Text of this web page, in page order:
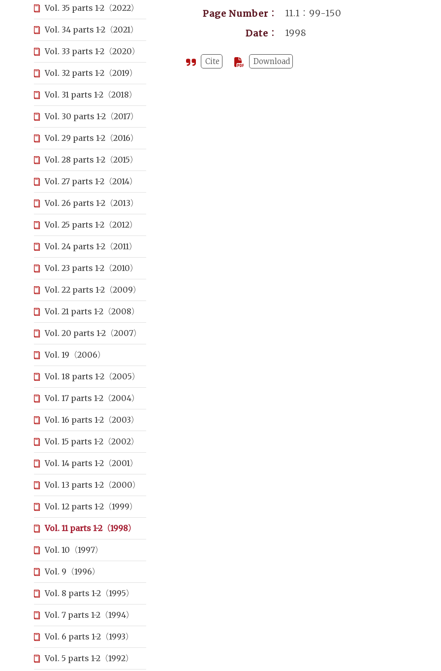
Vol. 35 parts 1-2（2022）
Vol. 34 parts 1-2（2021）
Vol. 33 parts 1-2（2020）
Vol. 32 parts 1-2（2019）
Vol. 31 parts 1-2（2018）
Vol. 30 parts 1-2（2017）
Vol. 29 parts 1-2（2016）
Vol. 28 parts 1-2（2015）
Vol. 27 parts 1-2（2014）
Vol. 26 parts 1-2（2013）
Vol. 25 parts 1-2（2012）
Vol. 24 parts 1-2（2011）
Vol. 23 parts 1-2（2010）
Vol. 22 parts 1-2（2009）
Vol. 21 parts 1-2（2008）
Vol. 20 parts 1-2（2007）
Vol. 19（2006）
Vol. 18 parts 1-2（2005）
Vol. 17 parts 1-2（2004）
Vol. 16 parts 1-2（2003）
Vol. 15 parts 1-2（2002）
Vol. 14 parts 1-2（2001）
Vol. 13 parts 1-2（2000）
Vol. 12 parts 1-2（1999）
Vol. 11 parts 1-2（1998）
Vol. 10（1997）
Vol. 9（1996）
Vol. 8 parts 1-2（1995）
Vol. 7 parts 1-2（1994）
Vol. 6 parts 1-2（1993）
Vol. 5 parts 1-2（1992）
Page Number：
11.1：99-150
Date：
1998
Cite Download